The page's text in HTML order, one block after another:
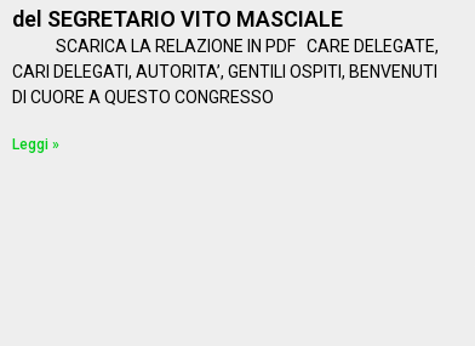
del SEGRETARIO VITO MASCIALE
SCARICA LA RELAZIONE IN PDF CARE DELEGATE,
CARI DELEGATI, AUTORITA’, GENTILI OSPITI, BENVENUTI
DI CUORE A QUESTO CONGRESSO
Leggi »